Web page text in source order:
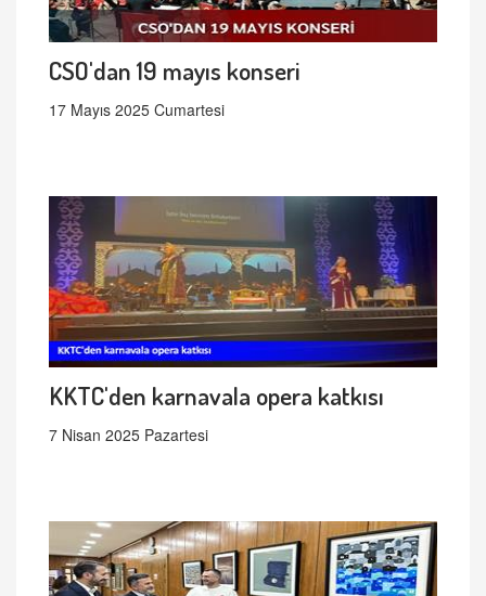
CSO'dan 19 mayıs konseri
17 Mayıs 2025 Cumartesi
KKTC'den karnavala opera katkısı
7 Nisan 2025 Pazartesi